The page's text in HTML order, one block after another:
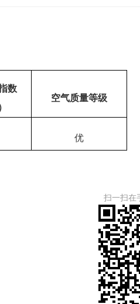
数
空气质量等级
优
扫一扫在